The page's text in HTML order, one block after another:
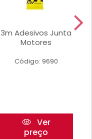
3m Adesivos Junta
Motores
Código: 9690
Ver
preço